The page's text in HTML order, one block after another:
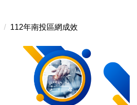
112年南投區網成效